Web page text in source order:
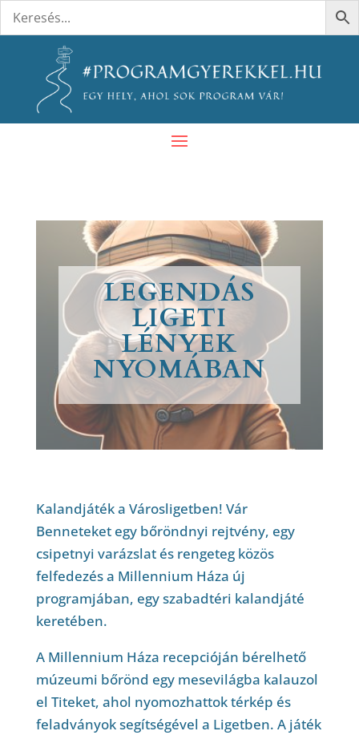
LEGENDÁS
LIGETI
LÉNYEK
NYOMÁBAN
Kalandjáték a Városligetben! Vár
Benneteket egy bőröndnyi rejtvény, egy
csipetnyi varázslat és rengeteg közös
felfedezés a Millennium Háza új
programjában, egy szabadtéri kalandjáté
keretében.
A Millennium Háza recepcióján bérelhető
múzeumi bőrönd egy mesevilágba kalauzol
el Titeket, ahol nyomozhattok térkép és
feladványok segítségével a Ligetben. A játék